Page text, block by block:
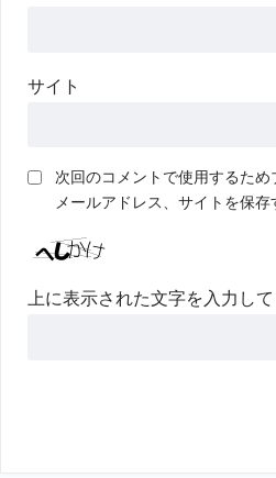
サイト
次回のコメントで使用するため
メールアドレス、サイトを保存
上に表示された文字を入力して